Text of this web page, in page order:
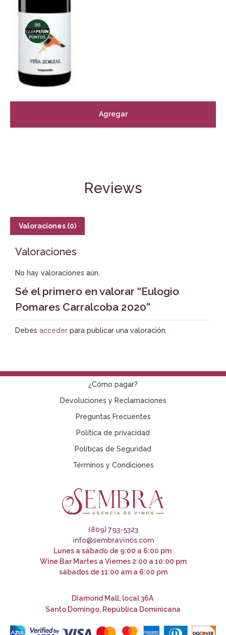
Agregar
Reviews
Valoraciones (0)
Valoraciones
No hay valoraciones aún.
Sé el primero en valorar “Eulogio
Pomares Carralcoba 2020”
Debes acceder para publicar una valoración.
¿Cómo pagar?
Devoluciones y Reclamaciones
Preguntas Frecuentes
Política de privacidad
Políticas de Seguridad
Términos y Condiciones
(809) 793-5323
info@sembravinos.com
Lunes a sábado de 9:00 a 6:00 pm
Wine Bar Martes a Viernes 2:00 a 10:00 pm
sábados de 11:00 am a 6:00 pm
Diamond Mall, local 36A
Santo Domingo, República Dominicana